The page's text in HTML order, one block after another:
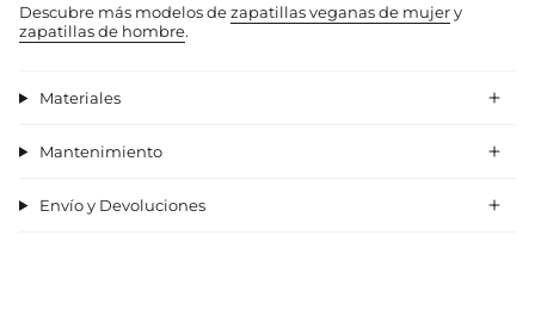
Descubre más modelos dezapatillas veganas de mujery
zapatillas de hombre.
Materiales
Mantenimiento
Envío y Devoluciones